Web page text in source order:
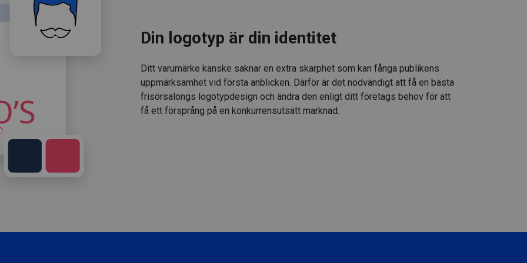
Din logotyp är din identitet
Ditt varumärke kanske saknar en extra skarphet som kan fånga publikens
uppmärksamhet vid första anblicken. Därför är det nödvändigt att få en bästa
frisörsalongs logotypdesign och ändra den enligt ditt företags behov för att
få ett försprång på en konkurrensutsatt marknad.